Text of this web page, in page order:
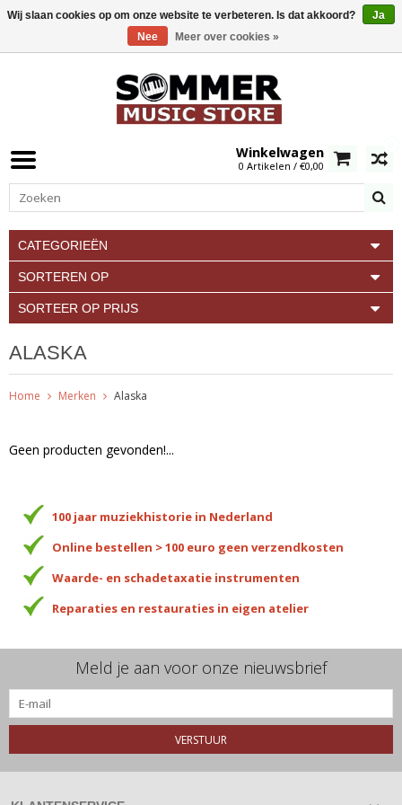
Winkelwagen
0 Artikelen / €0,00
CATEGORIEËN
SORTEREN OP
SORTEER OP PRIJS
ALASKA
Home Merken Alaska
Geen producten gevonden!...
100 jaar muziekhistorie in Nederland
Online bestellen > 100 euro geen verzendkosten
Waarde- en schadetaxatie instrumenten
Reparaties en restauraties in eigen atelier
Meld je aan voor onze nieuwsbrief
VERSTUUR
Wij slaan cookies op om onze website te verbeteren. Is dat akkoord?
Ja
Nee
Meer over cookies »